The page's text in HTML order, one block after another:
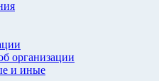
организации
и иные